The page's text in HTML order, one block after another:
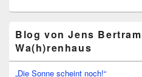
Blog von Jens
Wa(h)renhaus
„Die Sonne scheint noch!“